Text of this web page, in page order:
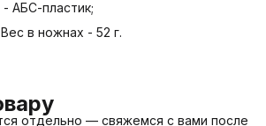
АБС-пластик;
в ножнах - 52 г.
отдельно — свяжемся с вами после